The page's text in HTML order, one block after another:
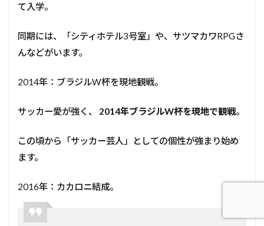
て入学。
同期には、「シティホテル3号室」や、サツマカワRPGさ
んなどがいます。
2014年：ブラジルW杯を現地観戦。
サッカー愛が強く、 2014年ブラジルW杯を現地で観戦。
この頃から「サッカー芸人」としての個性が強まり始め
ます。
2016年：カカロニ結成。